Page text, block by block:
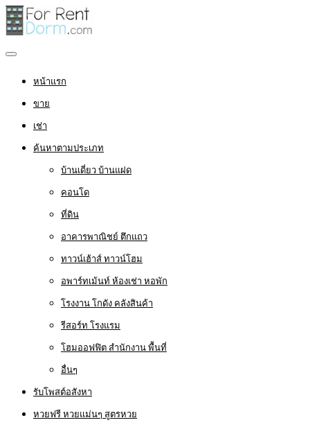
หน้าแรก
ขาย
เช่า
ค้นหาตามประเภท
บ้านเดี่ยว บ้านแฝด
คอนโด
ที่ดิน
อาคารพาณิชย์ ตึกแถว
ทาวน์เฮ้าส์ ทาวน์โฮม
อพาร์ทเม้นท์ ห้องเช่า หอพัก
โรงงาน โกดัง คลังสินค้า
รีสอร์ท โรงแรม
โฮมออฟฟิต สำนักงาน พื้นที่
อื่นๆ
รับโพสต์อสังหา
หวยฟรี หวยแม่นๆ สูตรหวย